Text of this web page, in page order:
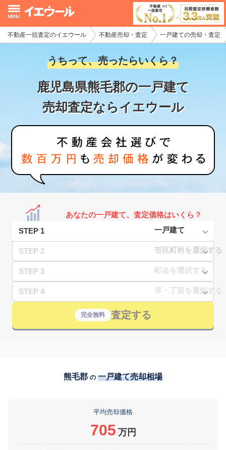
不動産一括査定のイエウール 不動産売却・査定 一戸建ての売却・査定
うちって、売ったらいくら？
鹿児島県熊毛郡の一戸建て
売却査定ならイエウール
あなたの一戸建て、査定価格はいくら？
STEP 1
STEP 2
STEP 3
STEP 4
完全無料 査定する
熊毛郡 の 一戸建て売却相場
平均売却価格
705 万円
イエウール加盟希望の不動産会社様
初めての方へ
不動産売却の流れ
不動産の売却・一括査定
家査定シミュレーター
お問い合わせ